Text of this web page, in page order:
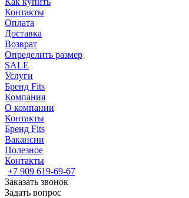
Контакты
Оплата
Доставка
Возврат
Определить размер
SALE
Услуги
Бренд Fits
Компания
О компании
Контакты
Бренд Fits
Вакансии
Полезное
Контакты
+7 909 619-69-67
Заказать звонок
Задать вопрос